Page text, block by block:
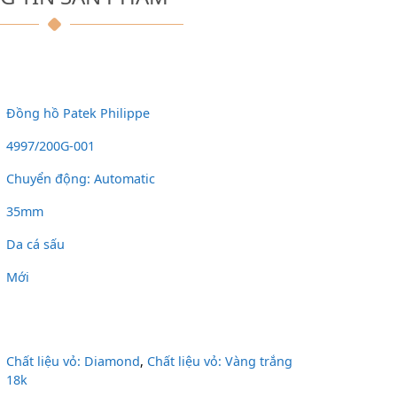
Đồng hồ Patek Philippe
4997/200G-001
Chuyển động: Automatic
35mm
Da cá sấu
Mới
Chất liệu vỏ: Diamond, Chất liệu vỏ: Vàng trắng
18k